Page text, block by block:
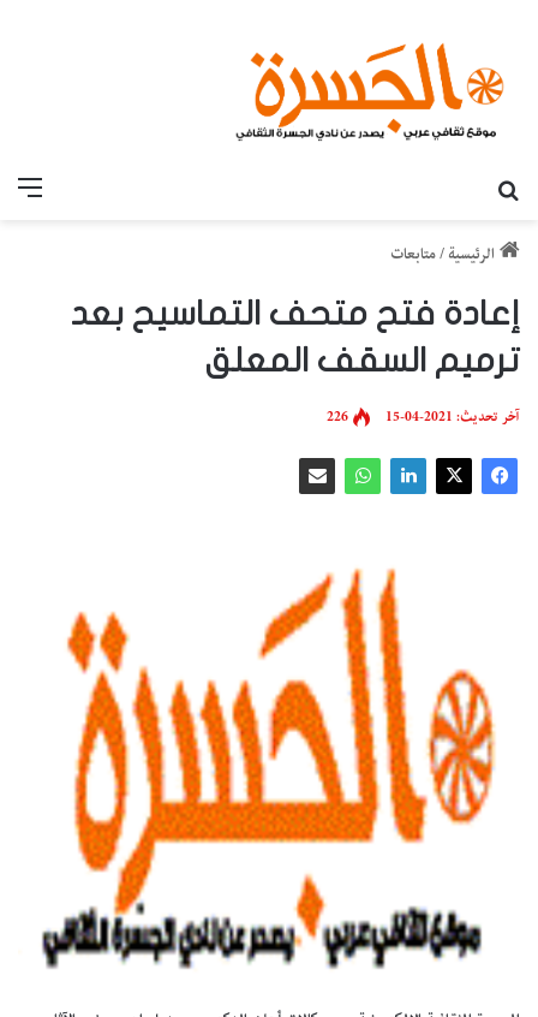
الرئيسية /متابعات
إعادة فتح متحف التماسيح بعد
ترميم السقف المعلق
آخر تحديث: 2021-04-15 226